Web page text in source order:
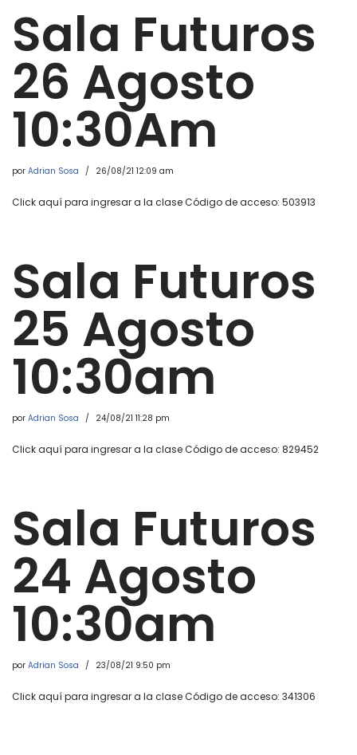
Sala Futuros
26 Agosto
10:30Am
por Adrian Sosa 26/08/21 12:09 am
Click aquí para ingresar a la clase Código de acceso: 503913
Sala Futuros
25 Agosto
10:30am
por Adrian Sosa 24/08/21 11:28 pm
Click aquí para ingresar a la clase Código de acceso: 829452
Sala Futuros
24 Agosto
10:30am
por Adrian Sosa 23/08/21 9:50 pm
Click aquí para ingresar a la clase Código de acceso: 341306